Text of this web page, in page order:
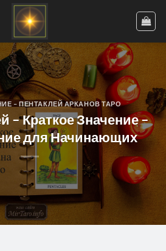
– ПЕНТАКЛЕЙ АРКАНОВ ТАРО
– Краткое Значение –
для Начинающих